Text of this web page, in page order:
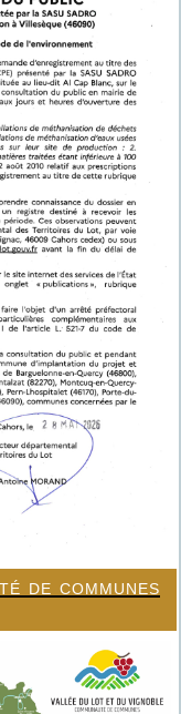
de communes